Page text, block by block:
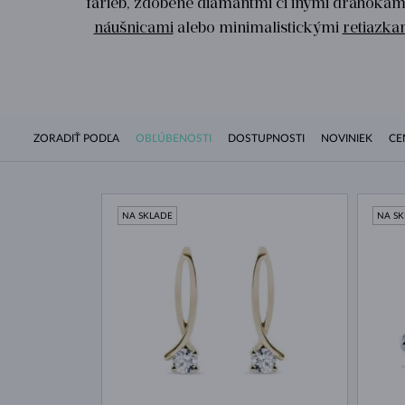
náušnicamialebo minimalistickými
ZORADIŤ PODĽA OBĽÚBENOSTI DOSTUPNOSTI NOVINIEK
NA SKLADE NA